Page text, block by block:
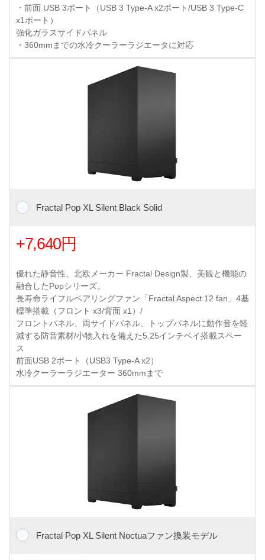
・前面 USB 3ポート（USB 3 Type-A x2ポート/USB 3 Type-C
x1ポート）
強化ガラスサイドパネル
・360mmまでの水冷クーラーラジエータに対応
Fractal Pop XL Silent Black Solid
+7,640円
優れた静音性、北欧メーカー Fractal Design製、美観と機能の
融合したPopシリーズ。
長寿命ライフルベアリングファン「Fractal Aspect 12 fan」4基
標準搭載（フロント x3/背面 x1）/
フロントパネル、両サイドパネル、トップパネルに動作音を軽
減する防音素材/小物入れを備えた5.25インチベイ搭載スペー
ス
前面USB 2ポート（USB3 Type-A x2）
水冷クーラーラジエーター 360mmまで
Fractal Pop XL Silent Noctuaファン換装モデル